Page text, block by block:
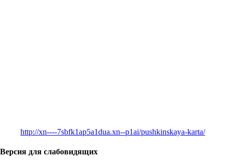
http://xn----7sbfk1ap5a1dua.xn--p1ai/pushkinskaya-karta/
Версия для слабовидящих